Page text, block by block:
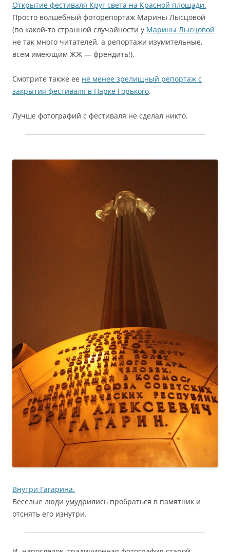
Открытие фестиваля Круг света на Красной площади.
Просто волшебный фоторепортаж Марины Лысцовой
(по какой-то странной случайности у Марины Лысцовой
не так много читателей, а репортажи изумительные,
всем имеющим ЖЖ — френдить!).
Смотрите также ее не менее зрелищный репортаж с
закрытия фестиваля в Парке Горького.
Лучше фотографий с фестиваля не сделал никто.
Внутри Гагарина.
Веселые люди умудрились пробраться в памятник и
отснять его изнутри.